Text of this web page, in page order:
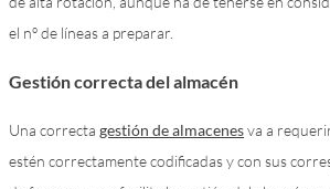
el nº de líneas a preparar.
Gestión correcta del almacén
Una correcta gestión de almacenesva a
estén correctamente codificadas y con sus